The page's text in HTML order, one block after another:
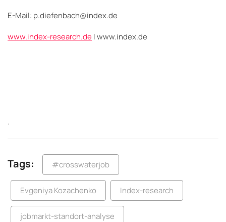
E-Mail: p.diefenbach@index.de
www.index-research.deI www.index.de
.
Tags: #crosswaterjob
Evgeniya Kozachenko Index-research
jobmarkt-standort-analyse